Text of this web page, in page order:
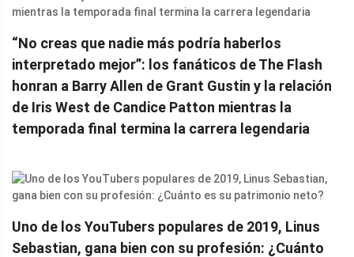
“No creas que nadie más podría haberlos
interpretado mejor”: los fanáticos de The Flash
honran a Barry Allen de Grant Gustin y la relación
de Iris West de Candice Patton mientras la
temporada final termina la carrera legendaria
Uno de los YouTubers populares de 2019, Linus
Sebastian, gana bien con su profesión: ¿Cuánto